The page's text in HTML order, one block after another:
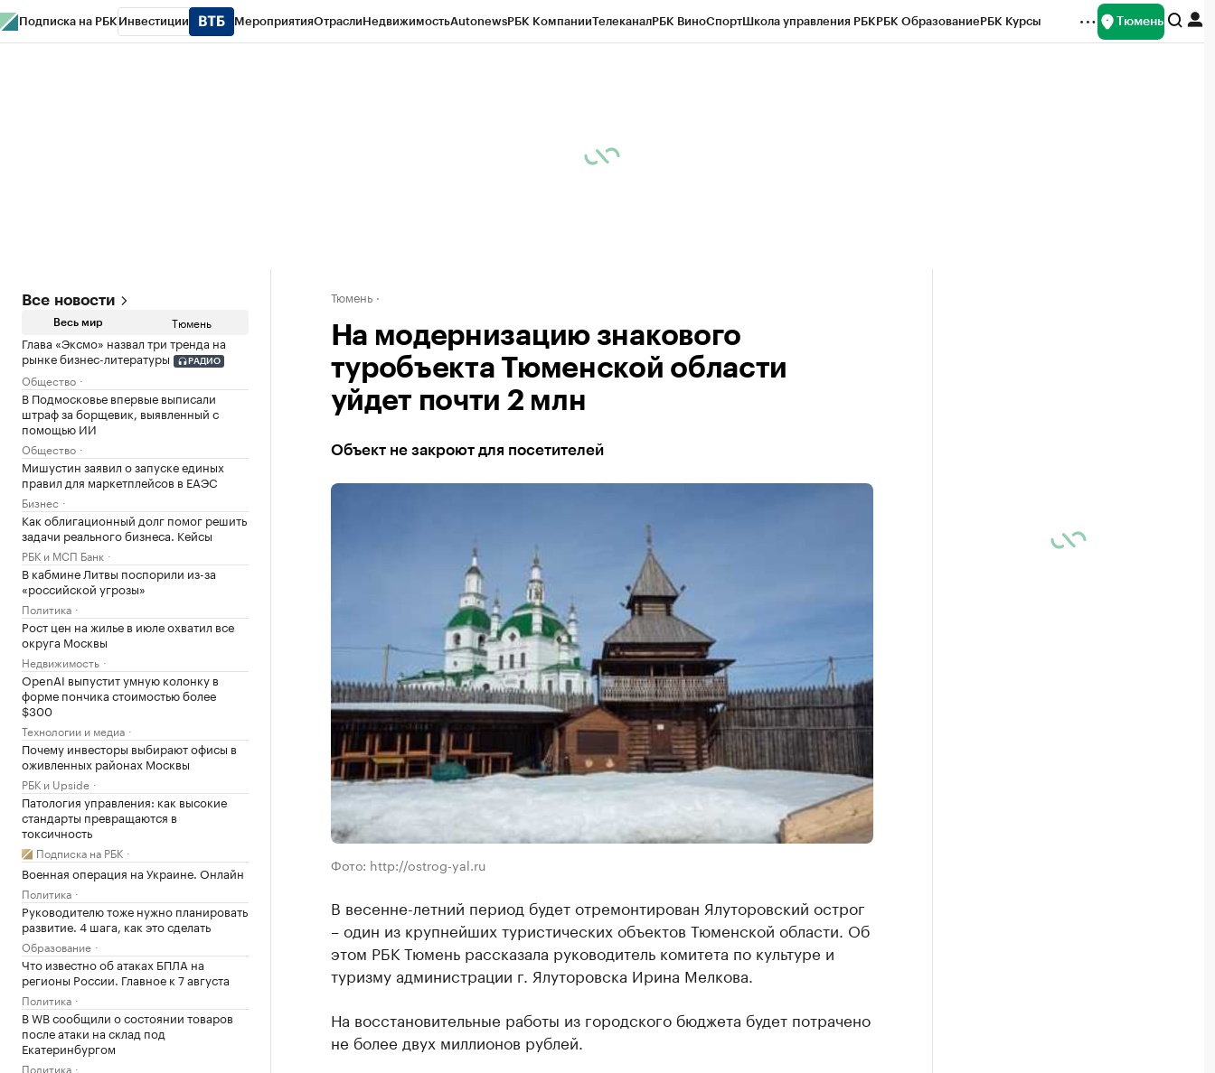
Подписка на РБК Инвестиции МероприятияОтраслиНедвижимостьAutonewsРБК КомпанииТелеканалРБК ВиноСпортШкола управления РБКРБК ОбразованиеРБК Курсы Тюмень
Все новости
Весь мир Тюмень
Глава «Эксмо» назвал три тренда на
рынке бизнес-литературы
РАДИО
Общество
В Подмосковье впервые выписали
штраф за борщевик, выявленный с
помощью ИИ
Общество
Мишустин заявил о запуске единых
правил для маркетплейсов в ЕАЭС
Бизнес
Как облигационный долг помог решить
задачи реального бизнеса. Кейсы
РБК и МСП Банк
В кабмине Литвы поспорили из-за
«российской угрозы»
Политика
Рост цен на жилье в июле охватил все
округа Москвы
Недвижимость
OpenAI выпустит умную колонку в
форме пончика стоимостью более
$300
Технологии и медиа
Почему инвесторы выбирают офисы в
оживленных районах Москвы
РБК и Upside
Патология управления: как высокие
стандарты превращаются в
токсичность
Подписка на РБК
Военная операция на Украине. Онлайн
Политика
Руководителю тоже нужно планировать
развитие. 4 шага, как это сделать
Образование
Что известно об атаках БПЛА на
регионы России. Главное к 7 августа
Политика
В WB сообщили о состоянии товаров
после атаки на склад под
Екатеринбургом
Политика
Тюмень
На модернизацию знакового
туробъекта Тюменской области
уйдет почти 2 млн
Объект не закроют для посетителей
Фото: http://ostrog-yal.ru
В весенне-летний период будет отремонтирован Ялуторовский острог
– один из крупнейших туристических объектов Тюменской области. Об
этом РБК Тюмень рассказала руководитель комитета по культуре и
туризму администрации г. Ялуторовска Ирина Мелкова.
На восстановительные работы из городского бюджета будет потрачено
не более двух миллионов рублей.